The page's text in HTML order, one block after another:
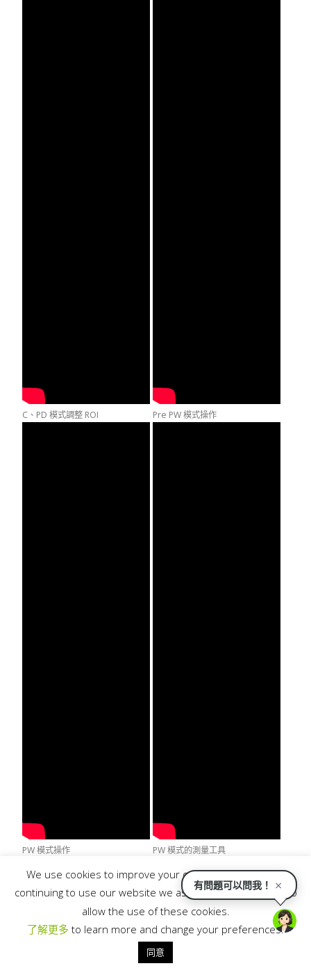
C、PD 模式調整 ROI Pre PW 模式操作
PW 模式操作 PW 模式的測量工具
We use cookies to improve your online experience. By
continuing to use our website we assume you are happy to
allow the use of these cookies.
了解更多 to learn more and change your preferences.
同意
有問題可以問我！ ×